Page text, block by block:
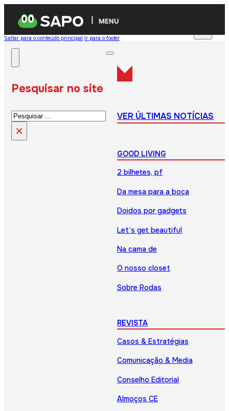
MENU
Saltar para o conteúdo principal Ir para o footer
Pesquisar no site
Pesquisar
×
VER ÚLTIMAS NOTÍCIAS
GOOD LIVING
2 bilhetes, pf
Da mesa para a boca
Doidos por gadgets
Let’s get beautiful
Na cama de
O nosso closet
Sobre Rodas
REVISTA
Casos & Estratégias
Comunicação & Media
Conselho Editorial
Almoços CE